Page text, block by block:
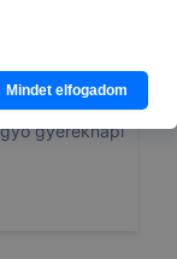
számára a
gyereknapi
Mindet elfogadom